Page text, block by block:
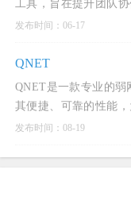
工具，旨在提升团队
能力。
发布时间：06-17
QNET
QNET是一款专业的弱
其便捷、可靠的性能
功能完善的弱网模拟服
发布时间：08-19